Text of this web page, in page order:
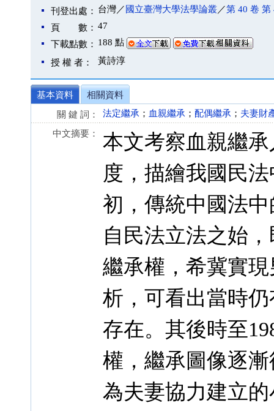
刊登出處： 台灣／ 國立臺灣大學法學論叢／第 40 卷 第
頁 數： 47
下載點數： 188 點
授 權 者： 黃詩淳
基本資料
相關資料
關 鍵 詞：
法定繼承 ； 血親繼承 ； 配偶繼承 ； 夫妻財
中文摘要：
本文考察血親繼
度，描繪我國民
初，傳統中國法
自民法立法之始
繼承權，希冀實
析，可看出當時
存在。其後時至
權，繼承圖像逐
為夫妻協力建立